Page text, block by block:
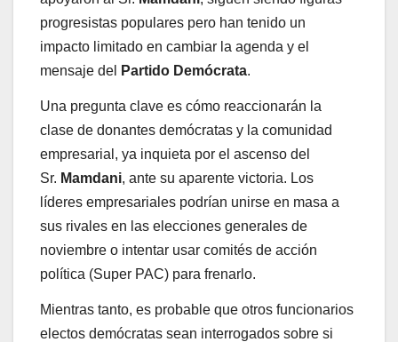
progresistas populares pero han tenido un
impacto limitado en cambiar la agenda y el
mensaje del
Partido Demócrata.
Una pregunta clave es cómo reaccionarán la
clase de donantes demócratas y la comunidad
empresarial, ya inquieta por el ascenso del
Sr. Mamdani, ante su aparente victoria. Los
líderes empresariales podrían unirse en masa a
sus rivales en las elecciones generales de
noviembre o intentar usar comités de acción
política (Super PAC) para frenarlo.
Mientras tanto, es probable que otros funcionarios
electos demócratas sean interrogados sobre si